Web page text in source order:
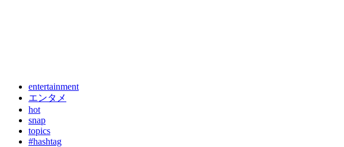
entertainment
エンタメ
hot
snap
topics
#hashtag